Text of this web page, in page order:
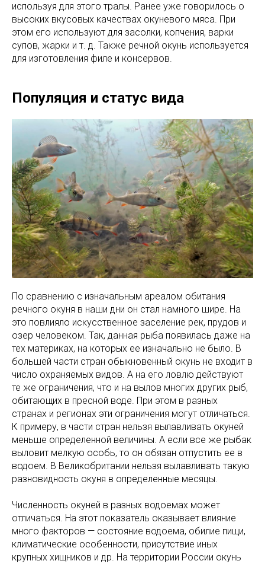
используя для этого тралы. Ранее уже говорилось о
высоких вкусовых качествах окуневого мяса. При
этом его используют для засолки, копчения, варки
супов, жарки и т. д. Также речной окунь используется
для изготовления филе и консервов.
Популяция и статус вида
По сравнению с изначальным ареалом обитания
речного окуня в наши дни он стал намного шире. На
это повлияло искусственное заселение рек, прудов и
озер человеком. Так, данная рыба появилась даже на
тех материках, на которых ее изначально не было. В
большей части стран обыкновенный окунь не входит в
число охраняемых видов. А на его ловлю действуют
те же ограничения, что и на вылов многих других рыб,
обитающих в пресной воде. При этом в разных
странах и регионах эти ограничения могут отличаться.
К примеру, в части стран нельзя вылавливать окуней
меньше определенной величины. А если все же рыбак
выловит мелкую особь, то он обязан отпустить ее в
водоем. В Великобритании нельзя вылавливать такую
разновидность окуня в определенные месяцы.
Численность окуней в разных водоемах может
отличаться. На этот показатель оказывает влияние
много факторов — состояние водоема, обилие пищи,
климатические особенности, присутствие иных
крупных хищников и др. На территории России окунь